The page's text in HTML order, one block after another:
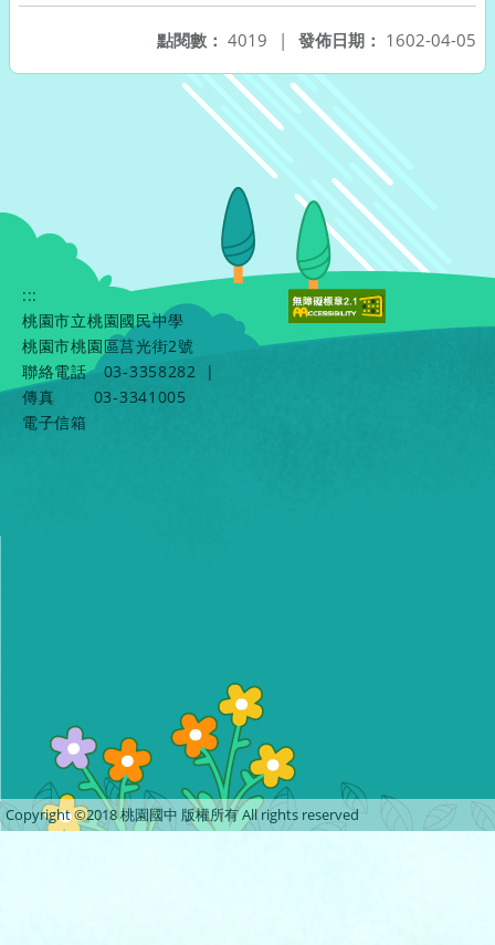
發佈日期： 1602-04-05
點閱數： 4019 |
:::
桃園市立桃園國民中學
桃園市桃園區莒光街2號
聯絡電話
03-3358282
|
傳真
03-3341005
電子信箱
Copyright ©2018 桃園國中 版權所有 All rights reserved